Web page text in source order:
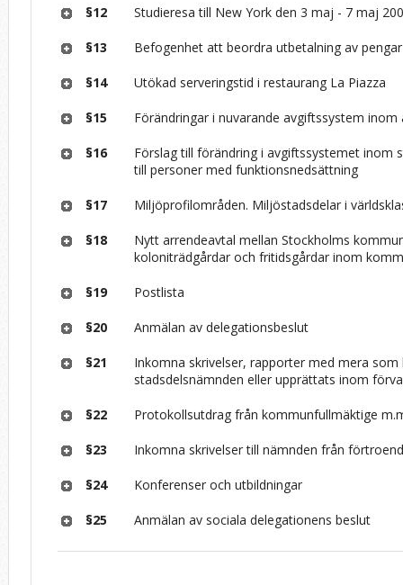
§12 Studieresa till New York den 3 maj - 7 maj
§13 Befogenhet att beordra utbetalning av pengar
§14 Utökad serveringstid i restaurang La Piazza
§15 Förändringar i nuvarande avgiftssystem
§16
Förslag till förändring i avgiftssystemet inom
till personer med funktionsnedsättning
§17 Miljöprofilområden. Miljöstadsdelar i
§18
Nytt arrendeavtal mellan Stockholms
koloniträdgårdar och fritidsgårdar inom
§19 Postlista
§20 Anmälan av delegationsbeslut
§21
Inkomna skrivelser, rapporter med mera
stadsdelsnämnden eller upprättats inom
§22 Protokollsutdrag från kommunfullmäktige
§23 Inkomna skrivelser till nämnden från
§24 Konferenser och utbildningar
§25 Anmälan av sociala delegationens beslut